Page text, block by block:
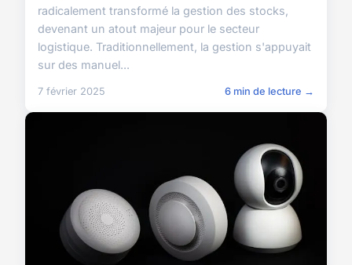
radicalement transformé la gestion des stocks,
devenant un atout majeur pour le secteur
logistique. Traditionnellement, la gestion s'appuyait
sur des manuel...
7 février 2025 6 min de lecture →